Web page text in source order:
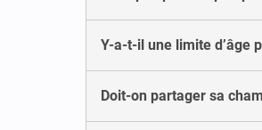
Y-a-t-il une limite d’âge
Doit-on partager sa